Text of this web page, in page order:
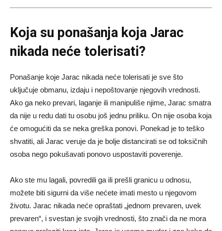
Koja su ponašanja koja Jarac
nikada neće tolerisati?
Ponašanje koje Jarac nikada neće tolerisati je sve što
uključuje obmanu, izdaju i nepoštovanje njegovih vrednosti.
Ako ga neko prevari, laganje ili manipuliše njime, Jarac smatra
da nije u redu dati tu osobu još jednu priliku. On nije osoba koja
će omogućiti da se neka greška ponovi. Ponekad je to teško
shvatiti, ali Jarac veruje da je bolje distancirati se od toksičnih
osoba nego pokušavati ponovo uspostaviti poverenje.
Ako ste mu lagali, povredili ga ili prešli granicu u odnosu,
možete biti sigurni da više nećete imati mesto u njegovom
životu. Jarac nikada neće opraštati „jednom prevaren, uvek
prevaren“, i svestan je svojih vrednosti, što znači da ne mora